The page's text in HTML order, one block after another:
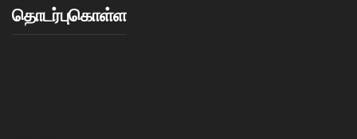
தொடர்புகொள்ள